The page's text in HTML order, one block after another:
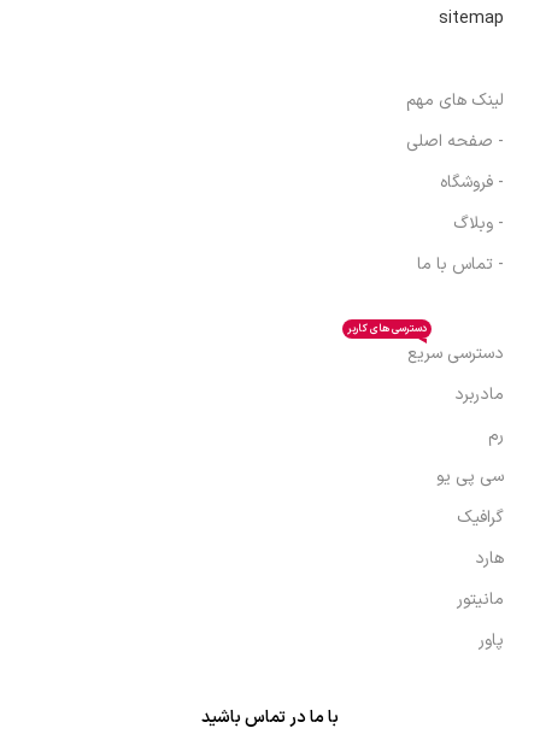
sitemap
لینک های مهم
- صفحه اصلی
- فروشگاه
- وبلاگ
- تماس با ما
دسترسی سریع
دسترسی های کاربر
مادربرد
رم
سی پی یو
گرافیک
هارد
مانیتور
پاور
با ما در تماس باشید